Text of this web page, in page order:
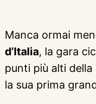
Manca ormai
d’Italia, la gara
punti più alti della
la sua prima